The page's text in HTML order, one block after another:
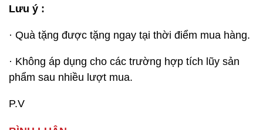
Lưu ý :
· Quà tặng được tặng ngay tại thời điểm mua hàng.
· Không áp dụng cho các trường hợp tích lũy sản
phẩm sau nhiều lượt mua.
P.V